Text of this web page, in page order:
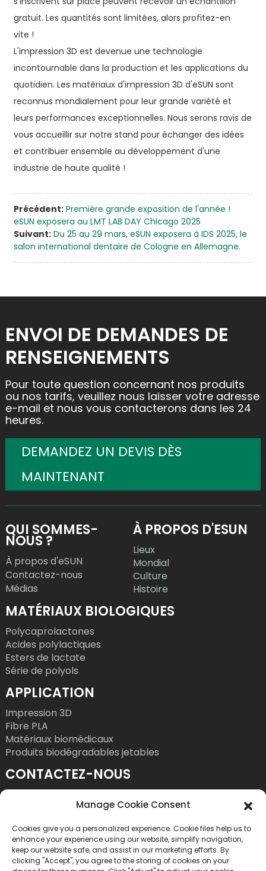
gratuit. Les quantités sont limitées, alors profitez-en
vite !
L'impression 3D est devenue une technologie
incontournable dans la production et les applications du
quotidien. Les matériaux d'impression 3D d'eSUN sont
reconnus mondialement pour leur grande variété et
leurs performances exceptionnelles. Nous serons ravis de
vous accueillir sur notre stand pour échanger des idées
et contribuer ensemble au développement d'une
industrie de haute qualité !
Précédent: Première grande exposition de l'année !
eSUN exposera au LMT LAB DAY Chicago 2025
Suivant: Du 25 au 29 mars, eSUN exposera à IDS 2025, le
salon international dentaire de Cologne en Allemagne.
ENVOI DE DEMANDES DE
RENSEIGNEMENTS
Pour toute question concernant nos produits
ou nos tarifs, veuillez nous laisser votre adresse
e-mail et nous vous contacterons dans les 24
heures.
DEMANDEZ UN DEVIS DÈS
MAINTENANT
QUI SOMMES-
NOUS ?
À propos d'eSUN
Contactez-nous
Médias
À PROPOS D'ESUN
Lieux
Mondial
Culture
Histoire
MATÉRIAUX BIOLOGIQUES
Polycaprolactones
Acides polylactiques
Esters de lactate
Série de polyols
APPLICATION
Impression 3D
Fibre PLA
Matériaux biomédicaux
Produits biodégradables jetables
CONTACTEZ-NOUS
Courriel : bright@esungroup.net
Adresse : 15A, Immeuble Microsoft Ketong, n°
55, 9e rue Gaoxinnan, Quartier des hautes
technologies, Rue Yuehai, District de Nanshan,
Manage Cookie Consent
Cookies give you a personalized experience. Cookie files help us to
enhance your experience using our website, simplify navigation,
keep our website safe, and assist in our marketing efforts. By
clicking "Accept", you agree to the storing of cookies on your